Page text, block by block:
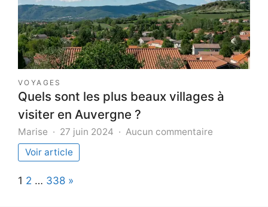
VOYAGES
Quels sont les plus beaux villages à
visiter en Auvergne ?
Marise 27 juin 2024 Aucun commentaire
Voir article
Page:
1 2 … 338 Next
»